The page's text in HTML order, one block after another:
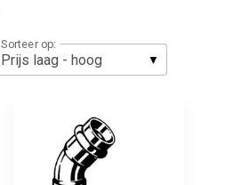
Sorteer op: